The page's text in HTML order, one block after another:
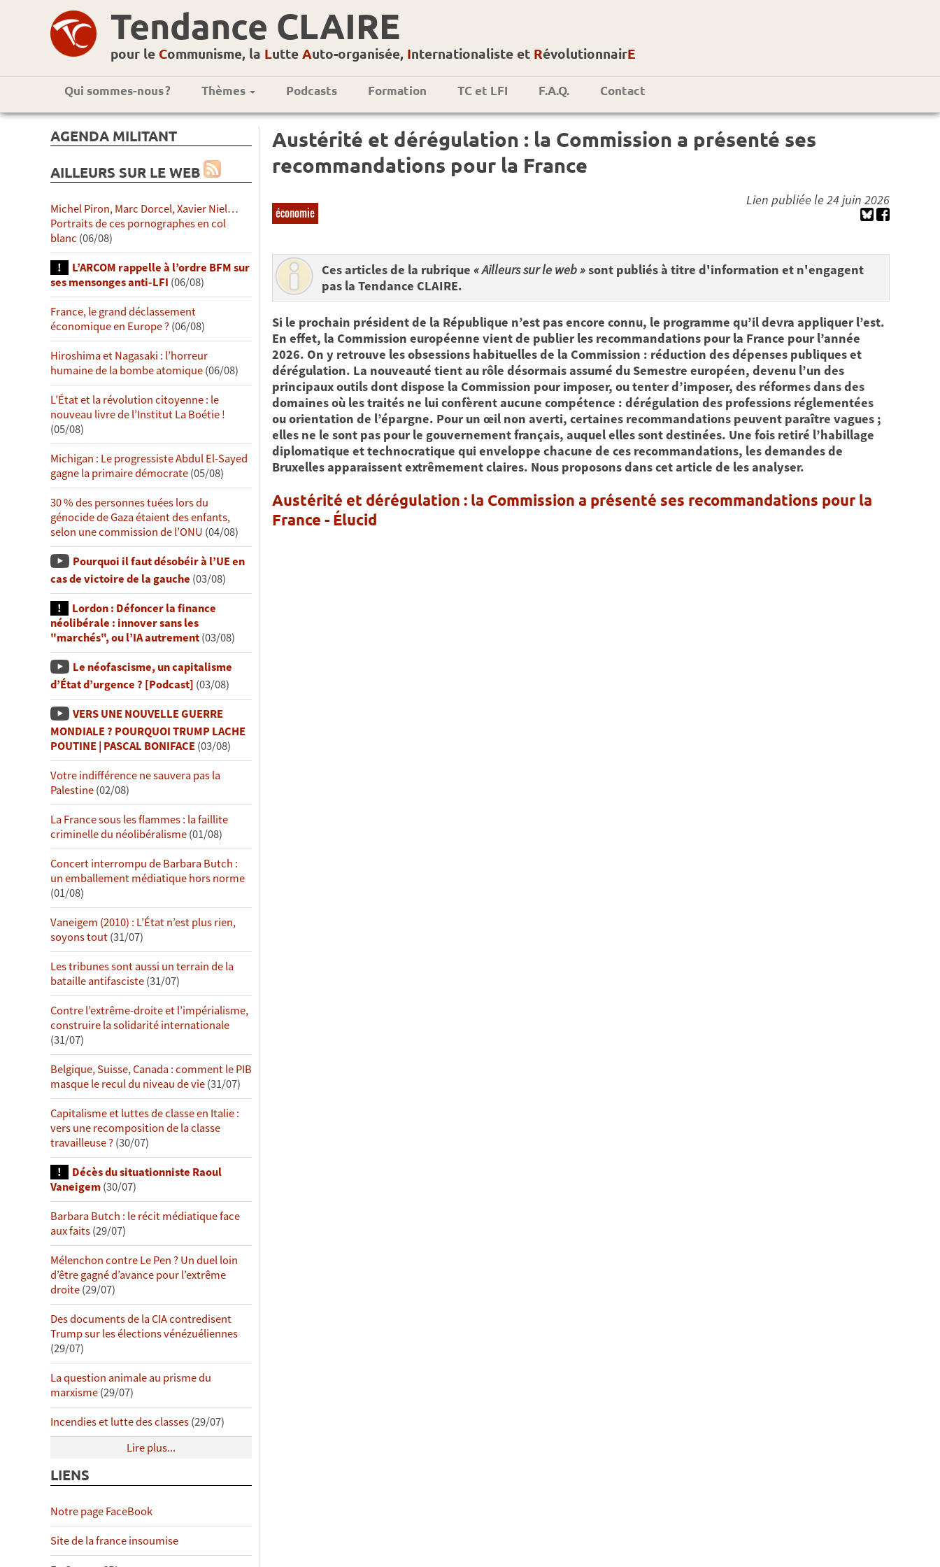
Tendance CLAIRE
pour le Communisme, la Lutte Auto-organisée, Internationaliste et RévolutionnairE
Qui sommes-nous ? Thèmes Podcasts Formation TC et LFI F.A.Q. Contact
AGENDA MILITANT
AILLEURS SUR LE WEB
Michel Piron, Marc Dorcel, Xavier Niel…
Portraits de ces pornographes en col
blanc (06/08)
L’ARCOM rappelle à l’ordre BFM sur
ses mensonges anti-LFI (06/08)
France, le grand déclassement
économique en Europe ?(06/08)
Hiroshima et Nagasaki : l’horreur
humaine de la bombe atomique(06/08)
L’État et la révolution citoyenne : le
nouveau livre de l’Institut La Boétie !
(05/08)
Michigan : Le progressiste Abdul El-Sayed
gagne la primaire démocrate(05/08)
30 % des personnes tuées lors du
génocide de Gaza étaient des enfants,
selon une commission de l’ONU (04/08)
Pourquoi il faut désobéir à l’UE en
cas de victoire de la gauche (03/08)
Lordon : Défoncer la finance
néolibérale : innover sans les
"marchés", ou l’IA autrement(03/08)
Le néofascisme, un capitalisme
d’État d’urgence ? [Podcast] (03/08)
VERS UNE NOUVELLE GUERRE
MONDIALE ? POURQUOI TRUMP LACHE
POUTINE | PASCAL BONIFACE(03/08)
Votre indifférence ne sauvera pas la
Palestine(02/08)
La France sous les flammes : la faillite
criminelle du néolibéralisme(01/08)
Concert interrompu de Barbara Butch :
un emballement médiatique hors norme
(01/08)
Vaneigem (2010) : L’État n’est plus rien,
soyons tout(31/07)
Les tribunes sont aussi un terrain de la
bataille antifasciste(31/07)
Contre l’extrême-droite et l’impérialisme,
construire la solidarité internationale
(31/07)
Belgique, Suisse, Canada : comment le PIB
masque le recul du niveau de vie(31/07)
Capitalisme et luttes de classe en Italie :
vers une recomposition de la classe
travailleuse ?(30/07)
Décès du situationniste Raoul
Vaneigem(30/07)
Barbara Butch : le récit médiatique face
aux faits(29/07)
Mélenchon contre Le Pen ? Un duel loin
d’être gagné d’avance pour l’extrême
droite(29/07)
Des documents de la CIA contredisent
Trump sur les élections vénézuéliennes
(29/07)
La question animale au prisme du
marxisme(29/07)
Incendies et lutte des classes(29/07)
Lire plus...
LIENS
Notre page FaceBook
Site de la france insoumise
Austérité et dérégulation : la Commission a présenté ses
recommandations pour la France
économie
Lien publiée le 24 juin 2026
Ces articles de la rubrique « Ailleurs sur le web »sont publiés à titre d'information et n'engagent
pas la Tendance CLAIRE.
Si le prochain président de la République n’est pas encore connu, le programme qu’il devra appliquer l’est.
En effet, la Commission européenne vient de publier les recommandations pour la France pour l’année
2026. On y retrouve les obsessions habituelles de la Commission : réduction des dépenses publiques et
dérégulation. La nouveauté tient au rôle désormais assumé du Semestre européen, devenu l’un des
principaux outils dont dispose la Commission pour imposer, ou tenter d’imposer, des réformes dans des
domaines où les traités ne lui confèrent aucune compétence : dérégulation des professions réglementées
ou orientation de l’épargne. Pour un œil non averti, certaines recommandations peuvent paraître vagues ;
elles ne le sont pas pour le gouvernement français, auquel elles sont destinées. Une fois retiré l’habillage
diplomatique et technocratique qui enveloppe chacune de ces recommandations, les demandes de
Bruxelles apparaissent extrêmement claires. Nous proposons dans cet article de les analyser.
Austérité et dérégulation : la Commission a présenté ses recommandations pour la
France - Élucid